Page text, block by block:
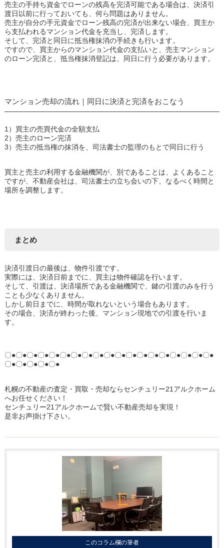
売主の手持ち資金でローンの残高を完済可能である場合は、決済引
渡日以前に行っておいても、何ら問題はありません。
売主が自分の手元資金でローン残高の完済が出来ない場合、買主か
ら支払われるマンション代金を充当し、完済します。
そして、完済と同日に抵当権抹消の手続きも行います。
ですので、買主からのマンション代金の支払いと、売主マンション
のローン完済と、抵当権抹消登記は、同日に行う必要があります。
マンション売却の流れ｜同日に決済と完済をおこなう
1）買主の売買代金の全額支払
2）売主のローン完済
3）売主の抵当権の抹消を、司法書士の監理のもとで同日に行う
買主と売主の利用する金融機関が、別であることは、よくあること
ですが、不動産会社は、司法書士の立ち会いの下、なるべく時間と
場所を調整します。
まとめ
決済引渡日の最後は、物件引渡です。
実際には、決済日前までに、買主は物件確認を行います。
そして、引渡は、決済場所である金融機関で、鍵の引渡のみを行う
ことも少なくありません。
しかし前日までに、時間が取れないという場合もあります。
その場合、決済が終わった後、マンション現地での引渡を行いま
す。
〇●〇●〇●〇●〇●〇●〇●〇●〇●〇●〇●〇●〇●〇●〇●〇●〇●〇●〇●
〇●〇●〇●〇●〇●
札幌の不動産の査定・買取・売却ならセンチュリー21アルクホーム
へお任せください！
センチュリー21アルクホームで賢い不動産売却を実現！
是非お声掛け下さい。
このコラム欄の筆者